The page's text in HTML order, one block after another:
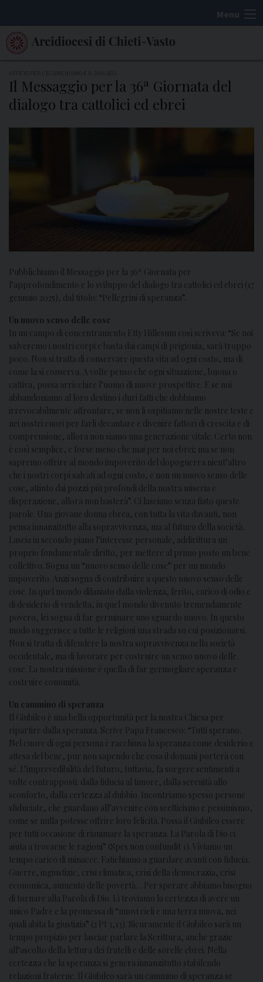
k
Menu
Il Messaggio per la 36ª Giornata del
dialogo tra cattolici ed ebrei
Pubblichiamo il Messaggio per la 36ª Giornata per
l’approfondimento e lo sviluppo del dialogo tra cattolici ed ebrei (17
gennaio 2025), dal titolo: “Pellegrini di speranza”.
Un nuovo senso delle cose
In un campo di concentramento Etty Hillesum così scriveva: “Se noi
salveremo i nostri corpi e basta dai campi di prigionia, sarà troppo
poco. Non si tratta di conservare questa vita ad ogni costo, ma di
come la si conserva. A volte penso che ogni situazione, buona o
cattiva, possa arricchire l’uomo di nuove prospettive. E se noi
abbandoniamo al loro destino i duri fatti che dobbiamo
irrevocabilmente affrontare, se non li ospitiamo nelle nostre teste e
nei nostri cuori per farli decantare e divenire fattori di crescita e di
comprensione, allora non siamo una generazione vitale. Certo non
è così semplice, e forse meno che mai per noi ebrei; ma se non
sapremo offrire al mondo impoverito del dopoguerra nient’altro
che i nostri corpi salvati ad ogni costo, e non un nuovo senso delle
cose, attinto dai pozzi più profondi della nostra miseria e
disperazione, allora non basterà”. Ci lasciano senza fiato queste
parole. Una giovane donna ebrea, con tutta la vita davanti, non
pensa innanzitutto alla sopravvivenza, ma al futuro della società.
Lascia in secondo piano l’interesse personale, addirittura un
proprio fondamentale diritto, per mettere al primo posto un bene
collettivo. Sogna un “nuovo senso delle cose” per un mondo
impoverito. Anzi sogna di contribuire a questo nuovo senso delle
cose. In quel mondo dilaniato dalla violenza, ferito, carico di odio e
di desiderio di vendetta, in quel mondo divenuto tremendamente
povero, lei sogna di far germinare uno sguardo nuovo. In questo
modo suggerisce a tutte le religioni una strada su cui posizionarsi.
Non si tratta di difendere la nostra sopravvivenza nella società
occidentale, ma di lavorare per costruire un senso nuovo delle
cose. La nostra missione è quella di far germogliare speranza e
costruire comunità.
Un cammino di speranza
Il Giubileo è una bella opportunità per la nostra Chiesa per
ripartire dalla speranza. Scrive Papa Francesco: “Tutti sperano.
Nel cuore di ogni persona è racchiusa la speranza come desiderio e
attesa del bene, pur non sapendo che cosa il domani porterà con
sé. L’imprevedibilità del futuro, tuttavia, fa sorgere sentimenti a
volte contrapposti: dalla fiducia al timore, dalla serenità allo
sconforto, dalla certezza al dubbio. Incontriamo spesso persone
sfiduciate, che guardano all’avvenire con scetticismo e pessimismo,
come se nulla potesse offrire loro felicità. Possa il Giubileo essere
per tutti occasione di rianimare la speranza. La Parola di Dio ci
aiuta a trovarne le ragioni” (Spes non confundit 1). Viviamo un
tempo carico di minacce. Fatichiamo a guardare avanti con fiducia.
Guerre, ingiustizie, crisi climatica, crisi della democrazia, crisi
economica, aumento delle povertà… Per sperare abbiamo bisogno
di tornare alla Parola di Dio. Lì troviamo la certezza di avere un
unico Padre e la promessa di “nuovi cieli e una terra nuova, nei
quali abita la giustizia” (2 Pt 3,13). Sicuramente il Giubileo sarà un
tempo propizio per lasciar parlare la Scrittura, anche grazie
all’ascolto della lettura dei fratelli e delle sorelle ebrei. Nella
certezza che la speranza si genera innanzitutto stabilendo
relazioni fraterne. Il Giubileo sarà un cammino di speranza se